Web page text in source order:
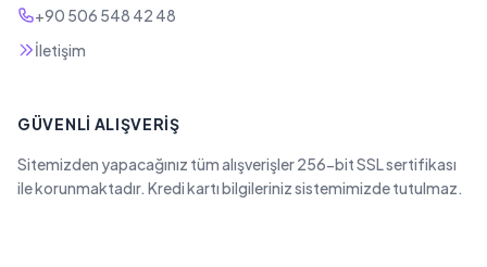
+90 506 548 42 48
İletişim
GÜVENLI ALIŞVERIŞ
Sitemizden yapacağınız tüm alışverişler 256-bit SSL sertifikası
ile korunmaktadır. Kredi kartı bilgileriniz sistemimizde tutulmaz.